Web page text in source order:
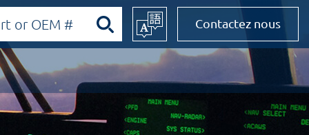
Contactez nous